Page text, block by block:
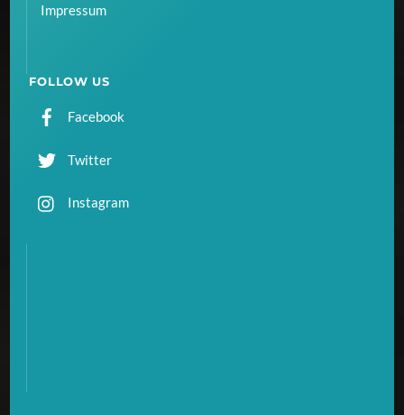
Impressum
FOLLOW US
Facebook
Twitter
Instagram